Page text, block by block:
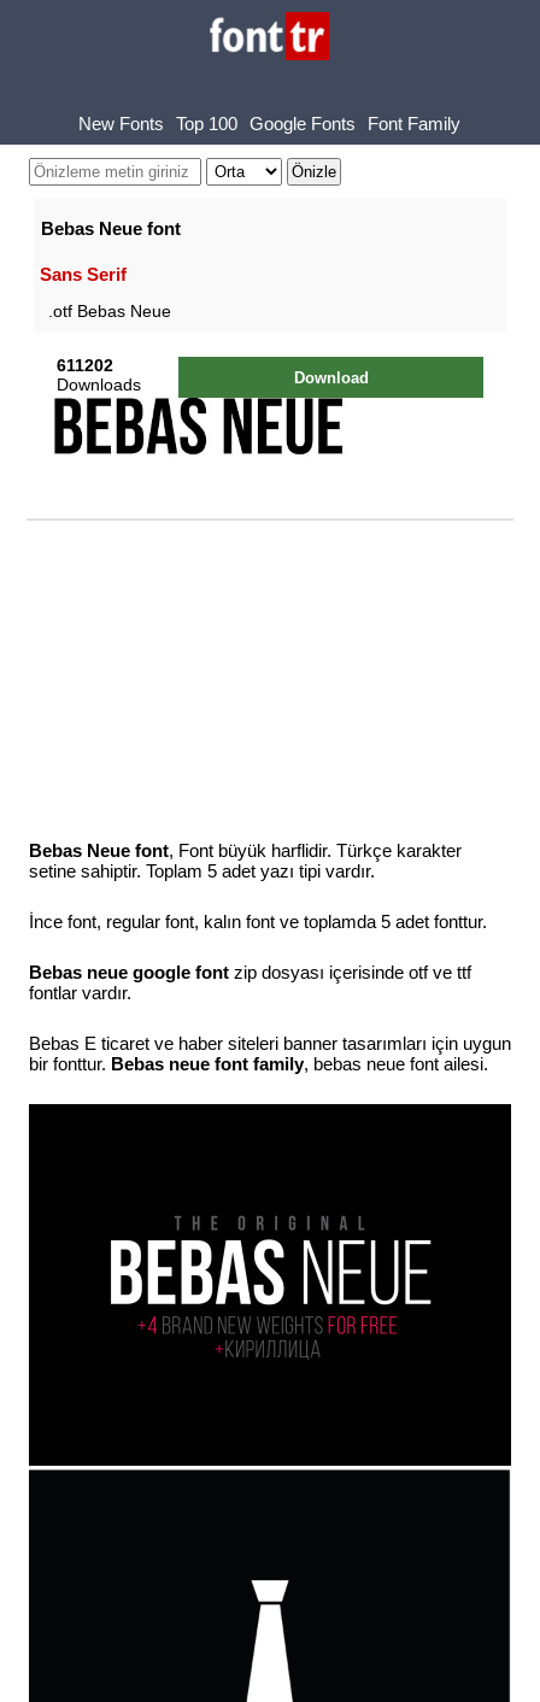
New Fonts Top 100 Google Fonts Font Family
Bebas Neue font
Sans Serif
.otf Bebas Neue
611202
Downloads
Download
Bebas Neue font, Font büyük harflidir. Türkçe karakter
setine sahiptir. Toplam 5 adet yazı tipi vardır.
İnce font, regular font, kalın font ve toplamda 5 adet fonttur.
Bebas neue google fontzip dosyası içerisinde otf ve ttf
fontlar vardır.
Bebas E ticaret ve haber siteleri banner tasarımları için uygun
bir fonttur. Bebas neue font family, bebas neue font ailesi.